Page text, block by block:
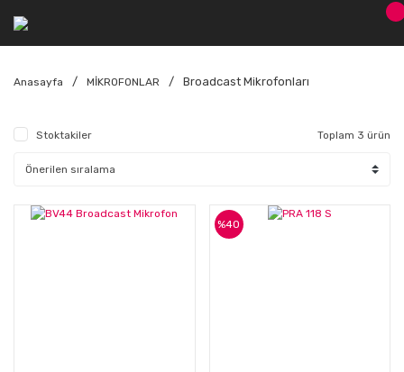
Anasayfa MİKROFONLAR Broadcast Mikrofonları
Stoktakiler Toplam 3 ürün
%40